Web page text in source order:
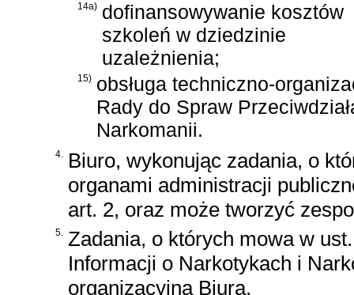
14a) dofinansowywanie kosztów
szkoleń w dziedzinie
uzależnienia;
15) obsługa techniczno-
Rady do Spraw
Narkomanii.
4. Biuro, wykonując zadania, o
organami administracji
art. 2, oraz może tworzyć
5. Zadania, o których mowa w
Informacji o Narkotykach i
organizacyjną Biura.